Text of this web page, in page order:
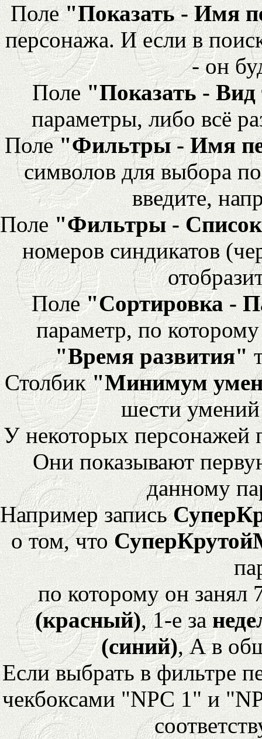
Поле"Показать - Имя
персонажа. И если в
- он
Поле "Показать -
параметры, либо всё
Поле"Фильтры - Имя
символов для выбора
введите,
Поле "Фильтры -
номеров синдикатов
Поле"Сортировка -
параметр, по
"Время развития"
Столбик"Минимум
шести
У некоторых персонажей
Они показывают
данному
Например запись
о том, что
по которому он
(красный), 1-е за
(синий), А в
Если выбрать в фильтре
чекбоксами "NPC 1" и